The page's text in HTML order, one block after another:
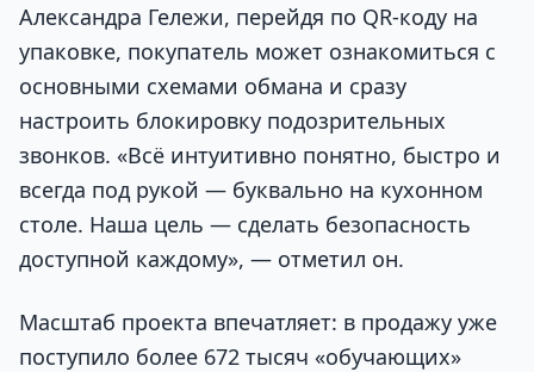
Александра Гележи, перейдя по QR-коду на
упаковке, покупатель может ознакомиться с
основными схемами обмана и сразу
настроить блокировку подозрительных
звонков. «Всё интуитивно понятно, быстро и
всегда под рукой — буквально на кухонном
столе. Наша цель — сделать безопасность
доступной каждому», — отметил он.
Масштаб проекта впечатляет: в продажу уже
поступило более 672 тысяч «обучающих»